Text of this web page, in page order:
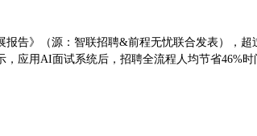
告》（源：智联招聘&前程无忧联合发表），超
应用AI面试系统后，招聘全流程人均节省46%时